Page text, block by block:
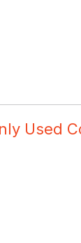
Used